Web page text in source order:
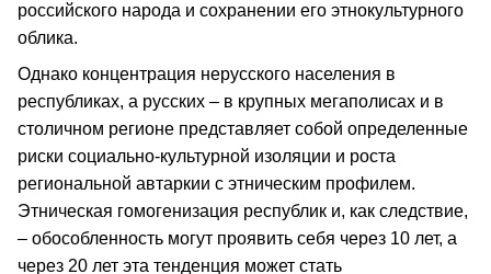
российского народа и сохранении его этнокультурного
облика.
Однако концентрация нерусского населения в
республиках, а русских – в крупных мегаполисах и в
столичном регионе представляет собой определенные
риски социально-культурной изоляции и роста
региональной автаркии с этническим профилем.
Этническая гомогенизация республик и, как следствие,
– обособленность могут проявить себя через 10 лет, а
через 20 лет эта тенденция может стать